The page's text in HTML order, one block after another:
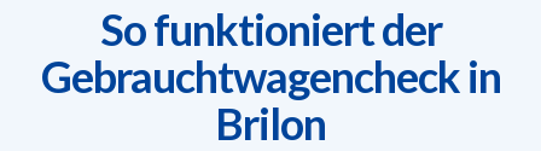
So funktioniert der
Gebrauchtwagencheck in
Brilon